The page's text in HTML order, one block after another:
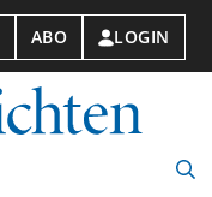
ABO LOGIN